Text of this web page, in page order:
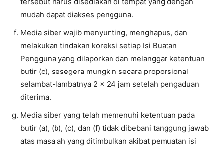
mudah dapat diakses pengguna.
Media siber wajib menyunting, menghapus, dan
melakukan tindakan koreksi setiap Isi Buatan
Pengguna yang dilaporkan dan melanggar ketentuan
butir (c), sesegera mungkin secara proporsional
selambat-lambatnya 2 x 24 jam setelah pengaduan
diterima.
Media siber yang telah memenuhi ketentuan pada
butir (a), (b), (c), dan (f) tidak dibebani tanggung jawab
atas masalah yang ditimbulkan akibat pemuatan isi